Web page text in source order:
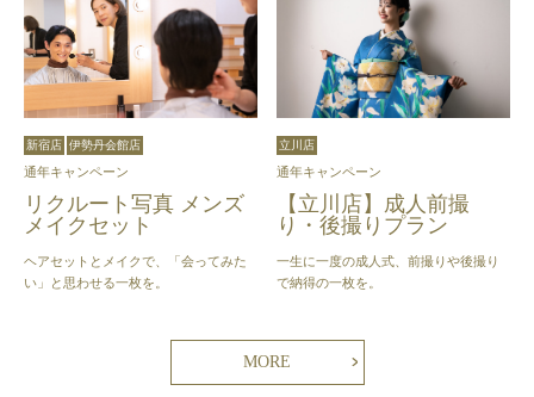
新宿店 伊勢丹会館店
通年キャンペーン
リクルート写真 メンズ
メイクセット
ヘアセットとメイクで、「会ってみた
い」と思わせる一枚を。
立川店
通年キャンペーン
【立川店】成人前撮
り・後撮りプラン
一生に一度の成人式、前撮りや後撮り
で納得の一枚を。
MORE